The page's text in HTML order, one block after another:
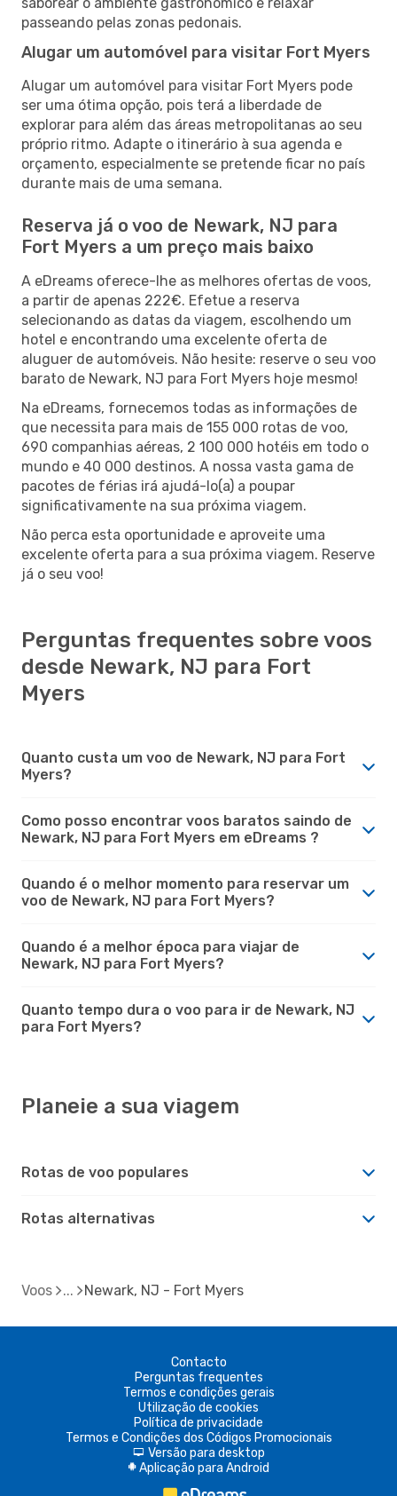
passeando pelas zonas pedonais.
Alugar um automóvel para visitar Fort Myers
Alugar um automóvel para visitar Fort Myers pode
ser uma ótima opção, pois terá a liberdade de
explorar para além das áreas metropolitanas ao seu
próprio ritmo. Adapte o itinerário à sua agenda e
orçamento, especialmente se pretende ficar no país
durante mais de uma semana.
Reserva já o voo de Newark, NJ para
Fort Myers a um preço mais baixo
A eDreams oferece-lhe as melhores ofertas de voos,
a partir de apenas 222€. Efetue a reserva
selecionando as datas da viagem, escolhendo um
hotel e encontrando uma excelente oferta de
aluguer de automóveis. Não hesite: reserve o seu voo
barato de Newark, NJ para Fort Myers hoje mesmo!
Na eDreams, fornecemos todas as informações de
que necessita para mais de 155 000 rotas de voo,
690 companhias aéreas, 2 100 000 hotéis em todo o
mundo e 40 000 destinos. A nossa vasta gama de
pacotes de férias irá ajudá-lo(a) a poupar
significativamente na sua próxima viagem.
Não perca esta oportunidade e aproveite uma
excelente oferta para a sua próxima viagem. Reserve
já o seu voo!
Perguntas frequentes sobre voos
desde Newark, NJ para Fort
Myers
Quanto custa um voo de Newark, NJ para Fort
Myers?
Como posso encontrar voos baratos saindo de
Newark, NJ para Fort Myers em eDreams ?
Quando é o melhor momento para reservar um
voo de Newark, NJ para Fort Myers?
Quando é a melhor época para viajar de
Newark, NJ para Fort Myers?
Quanto tempo dura o voo para ir de Newark, NJ
para Fort Myers?
Planeie a sua viagem
Rotas de voo populares
Rotas alternativas
Voos Newark, NJ - Fort Myers
Contacto
Perguntas frequentes
Termos e condições gerais
Utilização de cookies
Política de privacidade
Termos e Condições dos Códigos Promocionais
d Versão para desktop
A Aplicação para Android